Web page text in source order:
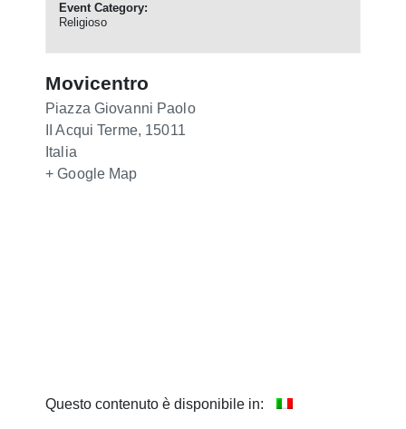
Event Category:
Religioso
Movicentro
Piazza Giovanni Paolo
Acqui Terme, 15011
Italia
+ Google Map
Questo contenuto è disponibile in: